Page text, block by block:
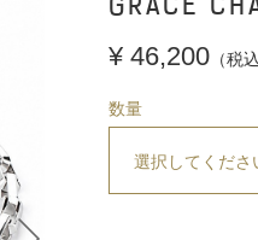
GRACE
¥ 46,200 （税
数量